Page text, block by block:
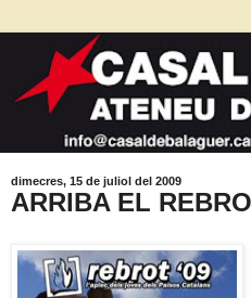
dimecres, 15 de juliol del 2009
ARRIBA EL